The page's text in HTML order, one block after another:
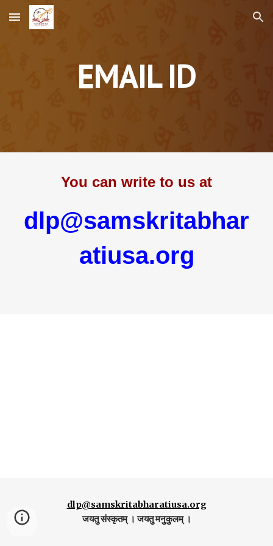
Skip to main content Skip to navigation
EMAIL ID
You can write to us at
dlp@samskritabhar
atiusa.org
dlp@samskritabharatiusa.org
जयतु संस्कृतम् । जयतु मनुकुलम् ।